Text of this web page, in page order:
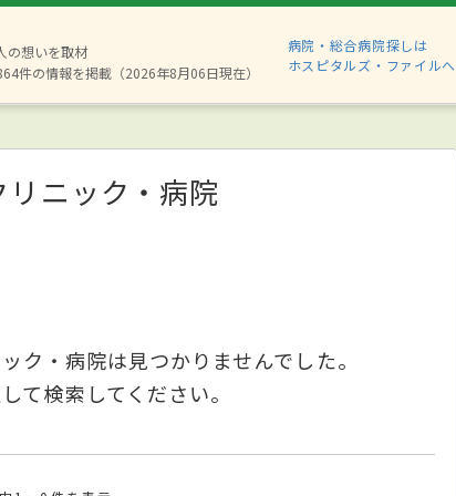
の想いを取材
件の情報を掲載（2026年8月06日現在）
病院・総合病院探しは
ホスピタルズ・ファイルへ
リニック・病院
ク・病院は見つかりませんでした。
て検索してください。